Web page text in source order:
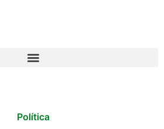
Política